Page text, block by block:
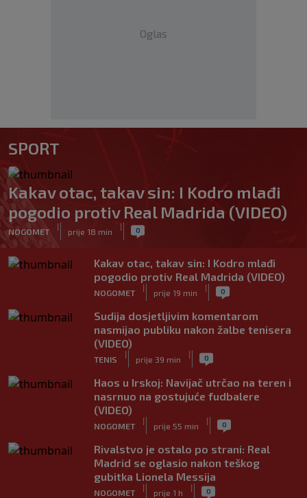
Oglas
SPORT
Kakav otac, takav sin: I Kodro mlađi
pogodio protiv Real Madrida (VIDEO)
NOGOMET
|
prije 18 min
| 0
Kakav otac, takav sin: I Kodro mlađi
pogodio protiv Real Madrida (VIDEO)
NOGOMET
|
prije 19 min
| 0
Sudija dosjetljivim komentarom
nasmijao publiku nakon žalbe tenisera
(VIDEO)
TENIS
|
prije 39 min
| 0
Haos u Irskoj: Navijač utrčao na teren i
nasrnuo na gostujuće fudbalere
(VIDEO)
NOGOMET
|
prije 55 min
| 0
Rivalstvo je ostalo po strani: Real
Madrid se oglasio nakon teškog
gubitka Lionela Messija
NOGOMET
|
prije 1 h
| 0